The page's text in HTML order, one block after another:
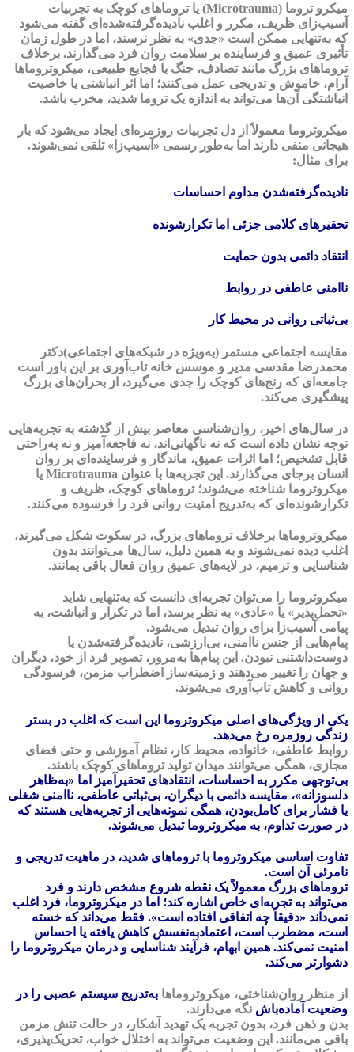
میکرو تروما (Microtrauma) یا تروماهای کوچک به تجربیات
آسیب‌زای ظریف، مکرر و اغلب نادیده‌گرفته‌شده‌ای گفته می‌شود
که به‌تنهایی ممکن است «جدی» به نظر نرسند، اما در طول زمان
تأثیری عمیق و فرساینده بر سلامت روان فرد می‌گذارند. برخلاف
تروماهای بزرگ مانند تصادف، جنگ یا فجایع طبیعی، میکروتروماها
آرام، خاموش و تدریجی عمل می‌کنند؛ اما اثر انباشتی یا خاصیت
انباشتگی آن‌ها می‌تواند به اندازه یک تروما شدید، مخرب باشد.
میکروتروما معمولاً از دل تجربیات روزمره‌ای ایجاد می‌شود که بار
هیجانی منفی دارند اما به‌طور رسمی «آسیب‌زا» تلقی نمی‌شوند.
برای مثال:
نادیده‌گرفته‌شدن مداوم احساسات
تحقیرهای کلامی جزئی اما تکرارشونده
انتقاد دائمی بدون حمایت
ناامنی عاطفی در روابط
بی‌ثباتی روانی در محیط کار
مقایسه اجتماعی مستمر (به‌ویژه در شبکه‌های اجتماعی)دکتر
محمدرضا مقدسی مدیر و موسس خانه تاب‌آوری بر این باور است
جامعه‌ای که رنج‌های کوچک را جدی می‌گیرد، از بحران‌های بزرگ
پیشگیری می‌کند.
در سال‌های اخیر، روان‌شناسی معاصر بیش از گذشته به تجربه‌هایی
توجه نشان داده است که نه ناگهانی‌اند، نه فاجعه‌آمیز و نه به‌راحتی
قابل تشخیص؛ اما اثرات عمیق، ماندگار و فرساینده‌ای بر روان
انسان برجای می‌گذارند. این تجربه‌ها با عنوان Microtrauma یا
میکروتروما شناخته می‌شوند؛ تروماهای کوچک، ظریف و
تکرارشونده‌ای که به‌تدریج امنیت روانی فرد را فرسوده می‌کنند.
میکروتروماها برخلاف تروماهای بزرگ، در سکوت شکل می‌گیرند،
اغلب دیده نمی‌شوند و به همین دلیل، سال‌ها می‌توانند بدون
شناسایی و ترمیم، در لایه‌های عمیق روان فعال باقی بمانند.
میکروتروما را می‌توان تجربه‌ای دانست که به‌تنهایی شاید
«تحمل‌پذیر» یا «عادی» به نظر برسد، اما در تکرار و انباشت، به
پیامی آسیب‌زا برای روان تبدیل می‌شود.
پیام‌هایی از جنس ناامنی، بی‌ارزشی، نادیده‌گرفته‌شدن یا
دوست‌داشتنی نبودن. این پیام‌ها به‌مرور، تصویر فرد از خود، دیگران
و جهان را تغییر می‌دهند و زمینه‌ساز اضطراب مزمن، فرسودگی
روانی و کاهش تاب‌آوری می‌شوند.
یکی از ویژگی‌های اصلی میکروتروما این است که اغلب در بستر
زندگی روزمره رخ می‌دهد.
روابط عاطفی، خانواده، محیط کار، نظام آموزشی و حتی فضای
مجازی، همگی می‌توانند میدان تولید تروماهای کوچک باشند.
بی‌توجهی مکرر به احساسات، انتقادهای تحقیرآمیز اما «به‌ظاهر
دلسوزانه»، مقایسه دائمی با دیگران، بی‌ثباتی عاطفی، ناامنی شغلی
یا فشار برای کامل‌بودن، همگی نمونه‌هایی از تجربه‌هایی هستند که
در صورت تداوم، به میکروتروما تبدیل می‌شوند.
تفاوت اساسی میکروتروما با تروماهای شدید، در ماهیت تدریجی و
نامرئی آن است.
تروماهای بزرگ معمولاً یک نقطه شروع مشخص دارند و فرد
می‌تواند به تجربه‌ای خاص اشاره کند؛ اما در میکروتروما، فرد اغلب
نمی‌داند «دقیقاً چه اتفاقی افتاده است». فقط می‌داند که خسته
است، مضطرب است، اعتمادبه‌نفسش کاهش یافته یا احساس
امنیت نمی‌کند. همین ابهام، فرآیند شناسایی و درمان میکروتروما را
دشوارتر می‌کند.
از منظر روان‌شناختی، میکروتروماها به‌تدریج سیستم عصبی را در
وضعیت آماده‌باش نگه می‌دارند.
بدن و ذهن فرد، بدون تجربه یک تهدید آشکار، در حالت تنش مزمن
باقی می‌مانند. این وضعیت می‌تواند به اختلال خواب، تحریک‌پذیری،